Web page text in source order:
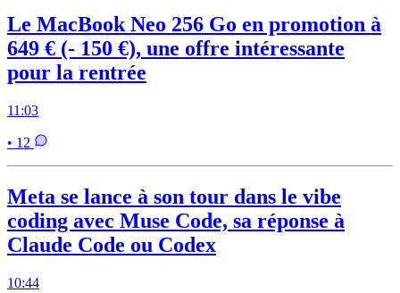
Le MacBook Neo 256 Go en promotion à
649 € (- 150 €), une offre intéressante
pour la rentrée
11:03
• 12
Meta se lance à son tour dans le vibe
coding avec Muse Code, sa réponse à
Claude Code ou Codex
10:44